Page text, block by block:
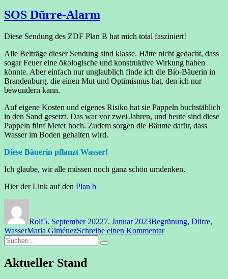
in
Spanien
SOS Dürre-Alarm
Diese Sendung des ZDF Plan B hat mich total fasziniert!
Alle Beiträge dieser Sendung sind klasse. Hätte nicht gedacht, dass
sogar Feuer eine ökologische und konstruktive Wirkung haben
könnte. Aber einfach nur unglaublich finde ich die Bio-Bäuerin in
Brandenburg, die einen Mut und Optimismus hat, den ich nur
bewundern kann.
Auf eigene Kosten und eigenes Risiko hat sie Pappeln buchstäblich
in den Sand gesetzt. Das war vor zwei Jahren, und heute sind diese
Pappeln fünf Meter hoch. Zudem sorgen die Bäume dafür, dass
Wasser im Boden gehalten wird.
Diese Bäuerin pflanzt Wasser!
Ich glaube, wir alle müssen noch ganz schön umdenken.
Hier der Link auf den Plan b
Rolf5. September 20227. Januar 2023Begrünung, Dürre,
WasserSchlagwörter
Maria GiménezSchreibe einen Kommentarzu
Suchen
nach:
Suchen
Aktueller Stand